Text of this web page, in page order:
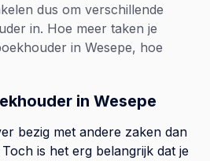
dus om verschillende
in. Hoe meer taken je
in Wesepe, hoe
in Wesepe
bezig met andere zaken dan
is het erg belangrijk dat je